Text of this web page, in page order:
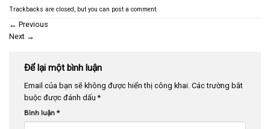
Trackbacks are closed, but you can post a comment.
← Previous
Next →
Để lại một bình luận
Email của bạn sẽ không được hiển thị công khai. Các trường bắt
buộc được đánh dấu*
Bình luận *